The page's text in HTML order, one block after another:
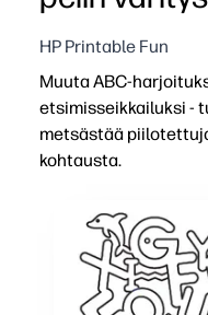
HP Printable Fun
Muuta ABC-
etsimisseikkailuksi -
metsästää
kohtausta.
Nollavalmistelu
Rakentaa
Pitää lapset
Helppo